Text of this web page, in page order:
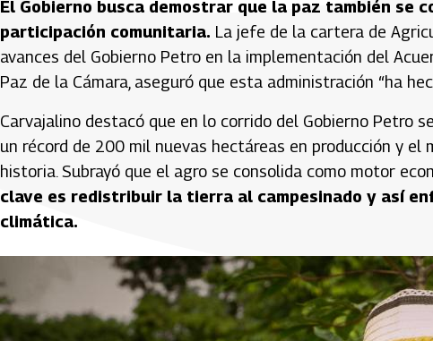
El Gobierno busca demostrar que la paz también se
participación comunitaria. La jefe de la cartera de
avances del Gobierno Petro en la implementación del
Paz de la Cámara, aseguró que esta administración “ha
Carvajalino destacó que en lo corrido del Gobierno Petro
un récord de 200 mil nuevas hectáreas en producción y
historia. Subrayó que el agro se consolida como motor
clave es redistribuir la tierra al campesinado y así
climática.